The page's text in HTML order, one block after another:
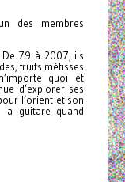
des membres
De 79 à 2007, ils
fruits métisses
quoi et
d’explorer ses
l’orient et son
guitare quand